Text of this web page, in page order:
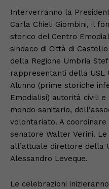
Interverranno la
Carla Chieli Giombini, il
storico del Centro
sindaco di Città di
della Regione Umbria
rappresentanti della USL
Alunno (prime storiche
Emodialisi) autorità civili
mondo sanitario,
volontariato. A
senatore Walter Verini.
all’attuale direttore della
Alessandro Leveque.
Le celebrazioni